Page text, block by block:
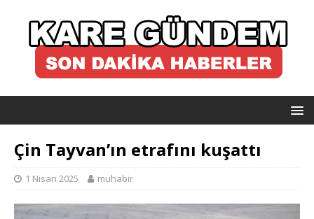
Çin Tayvan’ın etrafını kuşattı
1 Nisan 2025 muhabir